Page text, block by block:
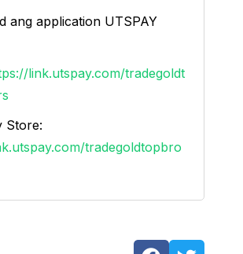
ang application UTSPAY
link.utspay.com/tradegoldt
Store:
tradegoldtopbro